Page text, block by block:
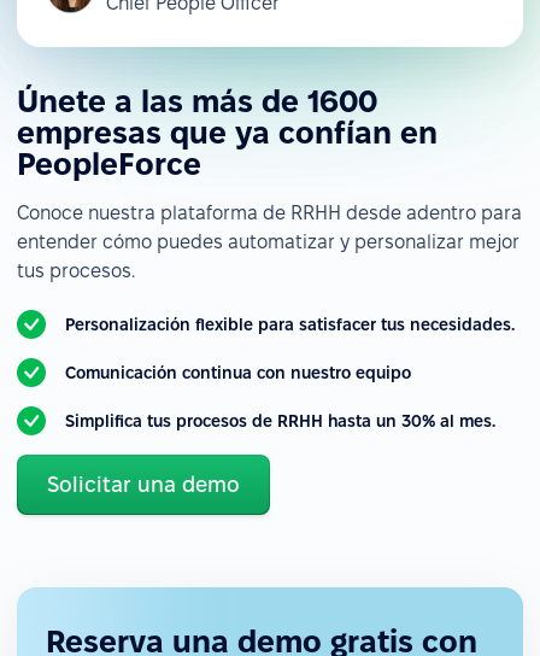
Únete a las más de 1600
empresas que ya confían en
PeopleForce
Conoce nuestra plataforma de RRHH desde adentro para
entender cómo puedes automatizar y personalizar mejor
tus procesos.
Personalización flexible para satisfacer tus necesidades.
Comunicación continua con nuestro equipo
Simplifica tus procesos de RRHH hasta un 30% al mes.
Solicitar una demo
Reserva una demo gratis con